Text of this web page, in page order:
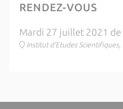
RENDEZ-VOUS
Mardi 27 juillet 2021
Institut d'Etudes Scientifiques,